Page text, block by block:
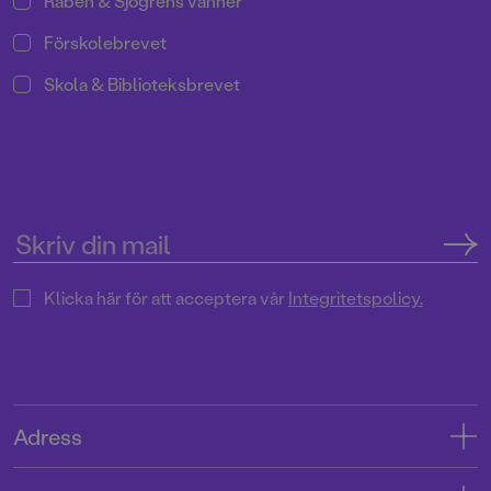
Förskolebrevet
Skola & Biblioteksbrevet
Klicka här för att acceptera vårIntegritetspolicy.
Adress